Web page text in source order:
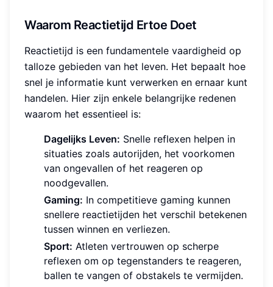
Waarom Reactietijd Ertoe Doet
Reactietijd is een fundamentele vaardigheid op
talloze gebieden van het leven. Het bepaalt hoe
snel je informatie kunt verwerken en ernaar kunt
handelen. Hier zijn enkele belangrijke redenen
waarom het essentieel is:
Dagelijks Leven: Snelle reflexen helpen in
situaties zoals autorijden, het voorkomen
van ongevallen of het reageren op
noodgevallen.
Gaming: In competitieve gaming kunnen
snellere reactietijden het verschil betekenen
tussen winnen en verliezen.
Sport: Atleten vertrouwen op scherpe
reflexen om op tegenstanders te reageren,
ballen te vangen of obstakels te vermijden.